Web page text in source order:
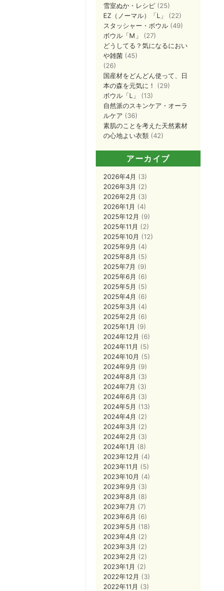
雪室ぬか・レシピ (25)
EZ（ノーマル）「L」
(22)
スタッシャー・ボウル (49)
ボウル「M」
(27)
どうしてる？気になるにおい
や雑菌 (45)
(26)
国産材をどんどん使って、日
本の森を元気に！
(29)
ボウル「L」
(13)
自然派のスキンケア・オーラ
ルケア (36)
素肌のことを考えた天然素材
の心地よい衣類 (42)
アーカイブ
2026年4月 (3)
2026年3月 (2)
2026年2月 (3)
2026年1月 (4)
2025年12月 (9)
2025年11月 (2)
2025年10月 (12)
2025年9月 (4)
2025年8月 (5)
2025年7月 (9)
2025年6月 (6)
2025年5月 (5)
2025年4月 (6)
2025年3月 (4)
2025年2月 (6)
2025年1月 (9)
2024年12月 (6)
2024年11月 (5)
2024年10月 (5)
2024年9月 (9)
2024年8月 (3)
2024年7月 (3)
2024年6月 (3)
2024年5月 (13)
2024年4月 (2)
2024年3月 (2)
2024年2月 (3)
2024年1月 (8)
2023年12月 (4)
2023年11月 (5)
2023年10月 (4)
2023年9月 (3)
2023年8月 (8)
2023年7月 (7)
2023年6月 (6)
2023年5月 (18)
2023年4月 (2)
2023年3月 (2)
2023年2月 (2)
2023年1月 (2)
2022年12月 (3)
2022年11月 (3)